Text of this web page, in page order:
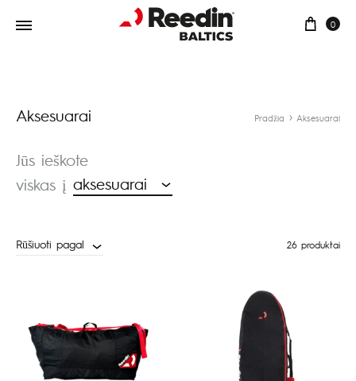
0
Aksesuarai Pradžia Aksesuarai
Jūs ieškote
viskas į aksesuarai
Rūšiuoti pagal 26 produktai